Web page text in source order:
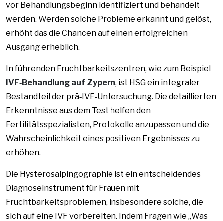
vor Behandlungsbeginn identifiziert und behandelt
werden. Werden solche Probleme erkannt und gelöst,
erhöht das die Chancen auf einen erfolgreichen
Ausgang erheblich.
In führenden Fruchtbarkeitszentren, wie zum Beispiel
IVF‑Behandlung auf Zypern, ist HSG ein integraler
Bestandteil der prä‑IVF‑Untersuchung. Die detaillierten
Erkenntnisse aus dem Test helfen den
Fertilitätsspezialisten, Protokolle anzupassen und die
Wahrscheinlichkeit eines positiven Ergebnisses zu
erhöhen.
Die Hysterosalpingographie ist ein entscheidendes
Diagnoseinstrument für Frauen mit
Fruchtbarkeitsproblemen, insbesondere solche, die
sich auf eine IVF vorbereiten. Indem Fragen wie „Was